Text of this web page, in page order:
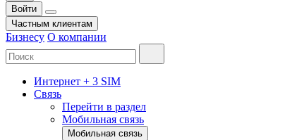
Войти
Частным клиентам
Бизнесу О компании
Интернет + 3 SIM
Связь
Перейти в раздел
Мобильная связь
Мобильная связь